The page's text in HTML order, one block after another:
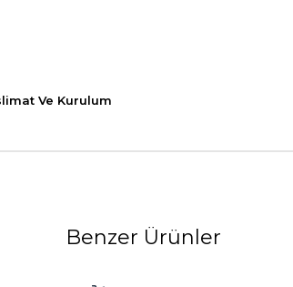
Ve Kurulum
Benzer Ürünler